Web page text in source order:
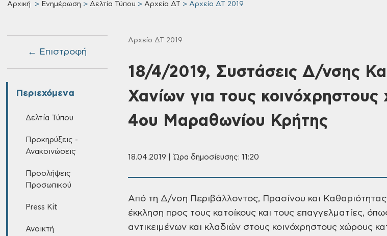
Αρχική Ενημέρωση Δελτία Τύπου Αρχεία ΔΤ Αρχείο ΔΤ 2019
← Επιστροφή
Περιεχόμενα
Δελτία Τύπου
Προκηρύξεις -
Ανακοινώσεις
Προσλήψεις
Προσωπικού
Press Kit
Ανοικτή
Αρχείο ΔΤ 2019
18/4/2019, Συστάσεις Δ/νσης
Χανίων για τους
4ου Μαραθωνίου Κρήτης
18.04.2019 | Ώρα δημοσίευσης: 11:20
Από τη Δ/νση Περιβάλλοντος, Πρασίνου και
έκκληση προς τους κατοίκους και τους επαγγελματίες,
αντικειμένων και κλαδιών στους κοινόχρηστους χώρους